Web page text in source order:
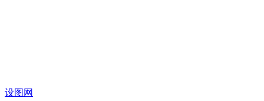
设图网